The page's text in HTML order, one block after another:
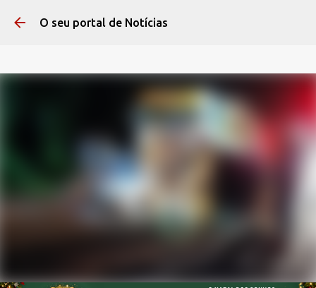
O seu portal de Notícias